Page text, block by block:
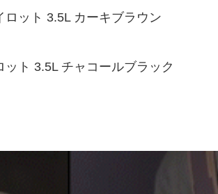
ロット 3.5L カーキブラウン
ット 3.5L チャコールブラック